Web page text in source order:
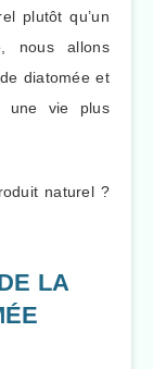
plutôt qu’un
nous allons
diatomée et
une vie plus
naturel ?
LA